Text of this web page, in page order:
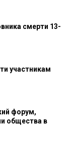
смерти 13-
участникам
форум,
общества в